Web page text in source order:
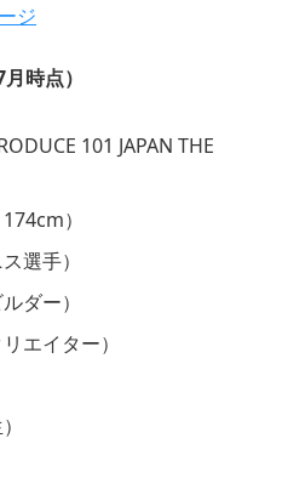
ジ
時点）
101 JAPAN THE
）
選手）
ダー）
エイター）